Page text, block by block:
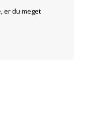
er du meget